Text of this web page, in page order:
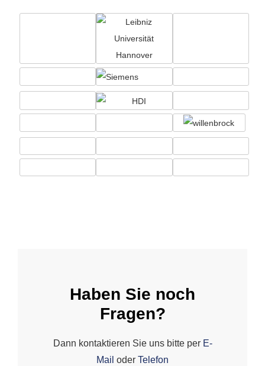
Haben Sie noch
Fragen?
Dann kontaktieren Sie uns bitte per E-
Mail oder Telefon